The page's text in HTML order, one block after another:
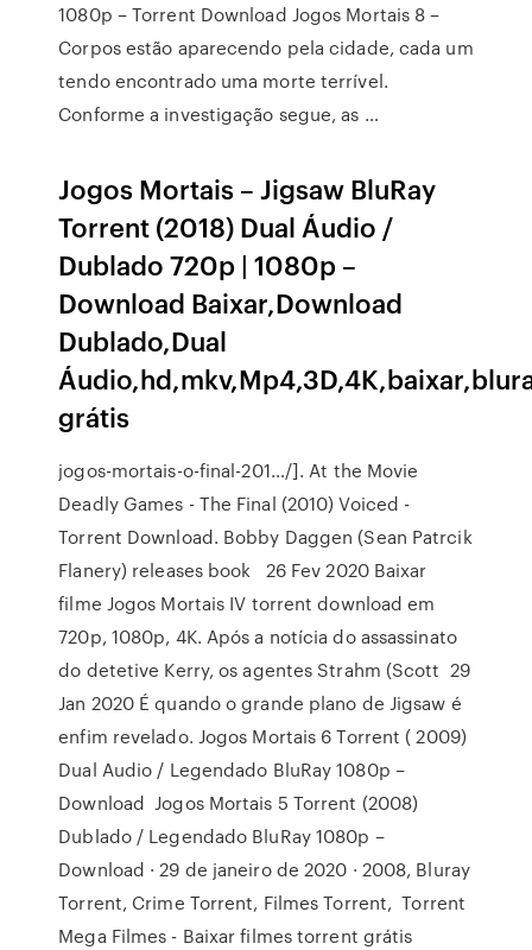
1080p – Torrent Download Jogos Mortais 8 –
Corpos estão aparecendo pela cidade, cada um
tendo encontrado uma morte terrível.
Conforme a investigação segue, as …
Jogos Mortais – Jigsaw BluRay
Torrent (2018) Dual Áudio /
Dublado 720p | 1080p –
Download Baixar,Download
Dublado,Dual
grátis
jogos-mortais-o-final-201…/]. At the Movie
Deadly Games - The Final (2010) Voiced -
Torrent Download. Bobby Daggen (Sean Patrcik
Flanery) releases book 26 Fev 2020 Baixar
filme Jogos Mortais IV torrent download em
720p, 1080p, 4K. Após a notícia do assassinato
do detetive Kerry, os agentes Strahm (Scott 29
Jan 2020 É quando o grande plano de Jigsaw é
enfim revelado. Jogos Mortais 6 Torrent ( 2009)
Dual Audio / Legendado BluRay 1080p –
Download Jogos Mortais 5 Torrent (2008)
Dublado / Legendado BluRay 1080p –
Download · 29 de janeiro de 2020 · 2008, Bluray
Torrent, Crime Torrent, Filmes Torrent, Torrent
Mega Filmes - Baixar filmes torrent grátis